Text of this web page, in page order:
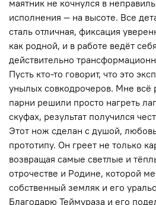
маятник не кочнулся в
исполнения — на высоте. Все
сталь отличная, фиксация
как родной, и в работе ведёт
действительно
Пусть кто-то говорит, что это
унылых совкодрочеров. Мне всё
парни решили просто нагреть
скуфах, результат получился
Этот нож сделан с душой,
прототипу. Он греет не только
возвращая самые светлые и
отрочестве и Родине, которой
собственный земляк и его
Благодарю Теймураза и его